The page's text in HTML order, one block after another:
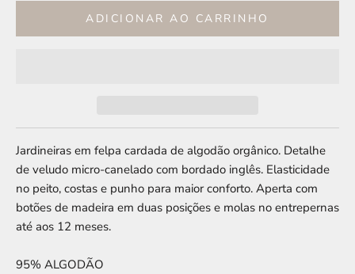
ADICIONAR AO CARRINHO
Jardineiras em felpa cardada de algodão orgânico. Detalhe
de veludo micro-canelado com bordado inglês. Elasticidade
no peito, costas e punho para maior conforto. Aperta com
botões de madeira em duas posições e molas no entrepernas
até aos 12 meses.
95% ALGODÃO